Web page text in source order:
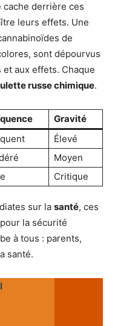
cache derrière ces
leurs effets. Une
de
sont dépourvus
aux effets. Chaque
russe chimique.
Gravité
Élevé
Moyen
Critique
sur la santé, ces
la sécurité
à tous : parents,
santé.